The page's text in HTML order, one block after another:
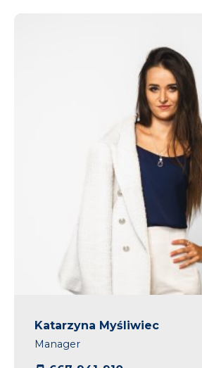
Katarzyna Myśliwiec
Manager